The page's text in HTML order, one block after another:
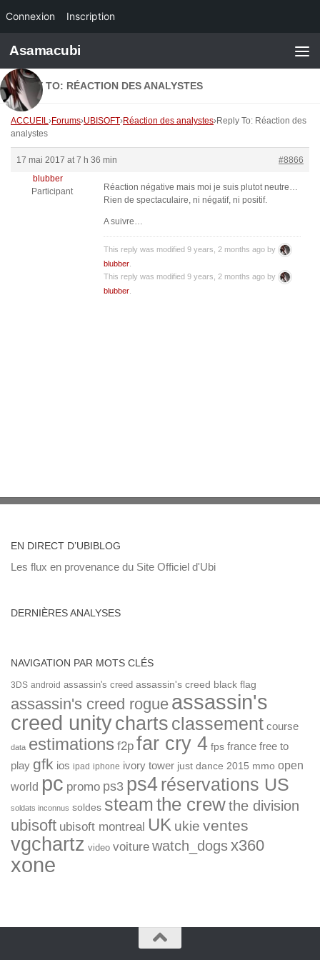
Connexion Inscription
Skip to content
Asamacubi
REPLY TO: RÉACTION DES ANALYSTES
ACCUEIL›Forums›UBISOFT›Réaction des analystes›Reply To: Réaction des
analystes
17 mai 2017 at 7 h 36 min
#8866
blubber
Participant
Réaction négative mais moi je suis plutot neutre…
Rien de spectaculaire, ni négatif, ni positif.
A suivre…
This reply was modified 9 years, 2 months ago by
blubber
This reply was modified 9 years, 2 months ago by
blubber
EN DIRECT D’UBIBLOG
Les flux en provenance du Site Officiel d'Ubi
DERNIÈRES ANALYSES
NAVIGATION PAR MOTS CLÉS
3DS android assassin's creed assassin's creed black flag
assassin's creed rogue assassin's
creed unitycharts classement course
data estimations f2p far cry 4 fps france free to
play gfk ios ipad iphone ivory tower just dance 2015 mmo open
world pc promo ps3 ps4réservations US
soldats inconnus soldes steamthe crewthe division
ubisoft ubisoft montreal UK ukie ventes
vgchartz video voiture watch_dogsx360
xone